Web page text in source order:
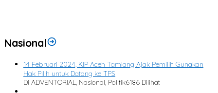
Nasional
14 Februari 2024, KIP Aceh Tamiang Ajak Pemilih Gunakan
Hak Pilih untuk Datang ke TPS
Di ADVENTORIAL, Nasional, Politik6186 Dilihat